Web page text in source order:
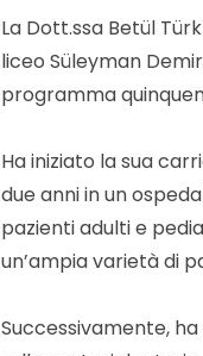
La Dott.ssa Betül
liceo Süleyman
programma
Ha iniziato la sua
due anni in un
pazienti adulti e
un’ampia varietà di
Successivamente,